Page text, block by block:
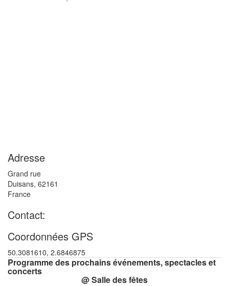
Adresse
Grand rue
Duisans, 62161
France
Contact:
Coordonnées GPS
50.3081610, 2.6846875
Programme des prochains événements, spectacles et
concerts
@ Salle des fêtes